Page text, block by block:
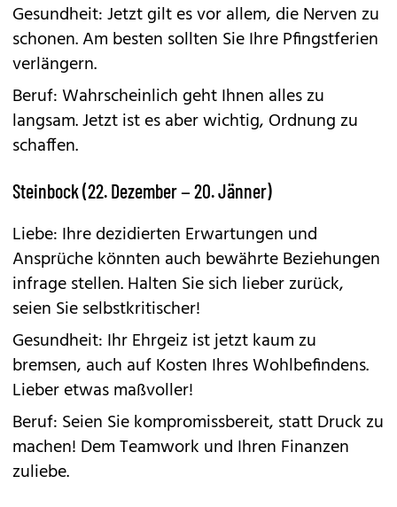
Gesundheit: Jetzt gilt es vor allem, die Nerven zu
schonen. Am besten sollten Sie Ihre Pfingstferien
verlängern.
Beruf: Wahrscheinlich geht Ihnen alles zu
langsam. Jetzt ist es aber wichtig, Ordnung zu
schaffen.
Steinbock (22. Dezember – 20. Jänner)
Liebe: Ihre dezidierten Erwartungen und
Ansprüche könnten auch bewährte Beziehungen
infrage stellen. Halten Sie sich lieber zurück,
seien Sie selbstkritischer!
Gesundheit: Ihr Ehrgeiz ist jetzt kaum zu
bremsen, auch auf Kosten Ihres Wohlbefindens.
Lieber etwas maßvoller!
Beruf: Seien Sie kompromissbereit, statt Druck zu
machen! Dem Teamwork und Ihren Finanzen
zuliebe.